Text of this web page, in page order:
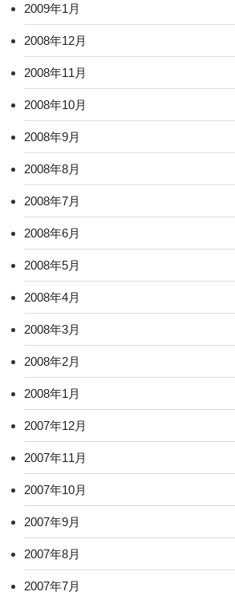
2009年1月
2008年12月
2008年11月
2008年10月
2008年9月
2008年8月
2008年7月
2008年6月
2008年5月
2008年4月
2008年3月
2008年2月
2008年1月
2007年12月
2007年11月
2007年10月
2007年9月
2007年8月
2007年7月